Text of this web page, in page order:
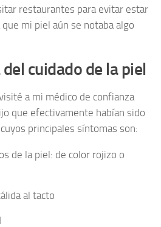
restaurantes para evitar estar
mi piel aún se notaba algo
cuidado de la piel
a mi médico de confianza
que efectivamente habían sido
principales síntomas son:
de la piel: de color rojizo o
al tacto